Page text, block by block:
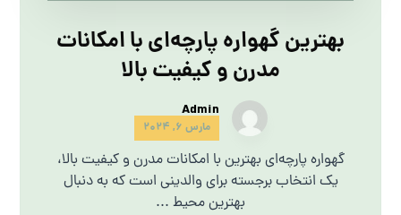
بهترین گهواره پارچه‌ای با امکانات
مدرن و کیفیت بالا
Admin
مارس 6, 2024
گهواره پارچه‌ای بهترین با امکانات مدرن و کیفیت بالا،
یک انتخاب برجسته برای والدینی است که به دنبال
بهترین محیط ...